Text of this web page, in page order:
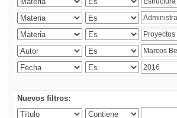
Nuevos filtros: